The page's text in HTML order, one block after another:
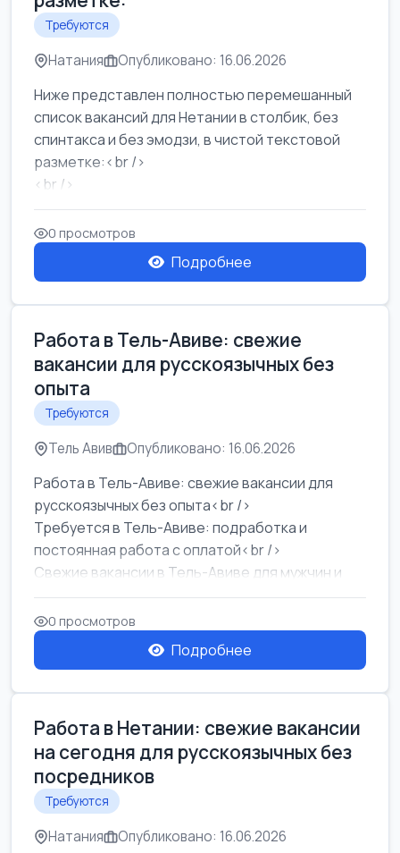
Требуются
Натания Опубликовано: 16.06.2026
Ниже представлен полностью перемешанный
список вакансий для Нетании в столбик, без
спинтакса и без эмодзи, в чистой текстовой
разметке:<br />
<br />
Работа в Нетании на мебельном производстве:
требу...
0 просмотров
Подробнее
Работа в Тель-Авиве: свежие
вакансии для русскоязычных без
опыта
Требуются
Тель Авив Опубликовано: 16.06.2026
Работа в Тель-Авиве: свежие вакансии для
русскоязычных без опыта<br />
Требуется в Тель-Авиве: подработка и
постоянная работа с оплатой<br />
Свежие вакансии в Тель-Авиве для мужчин и
женщин от хозя...
0 просмотров
Подробнее
Работа в Нетании: свежие вакансии
на сегодня для русскоязычных без
посредников
Требуются
Натания Опубликовано: 16.06.2026